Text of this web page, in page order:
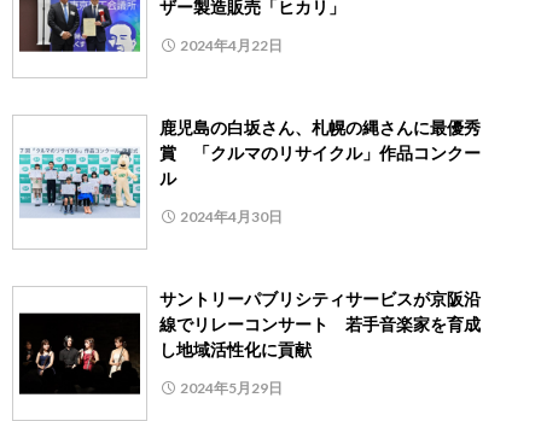
ザー製造販売「ヒカリ」
2024年4月22日
鹿児島の白坂さん、札幌の縄さんに最優秀
賞 「クルマのリサイクル」作品コンクー
ル
2024年4月30日
サントリーパブリシティサービスが京阪沿
線でリレーコンサート 若手音楽家を育成
し地域活性化に貢献
2024年5月29日